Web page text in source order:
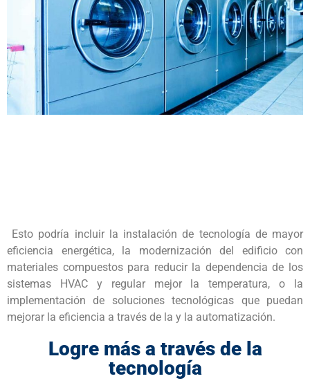
Esto podría incluir la instalación de tecnología de mayor
eficiencia energética, la modernización del edificio con
materiales compuestos para reducir la dependencia de los
sistemas HVAC y regular mejor la temperatura, o la
implementación de soluciones tecnológicas que puedan
mejorar la eficiencia a través de la y la automatización.
Logre más a través de la
tecnología